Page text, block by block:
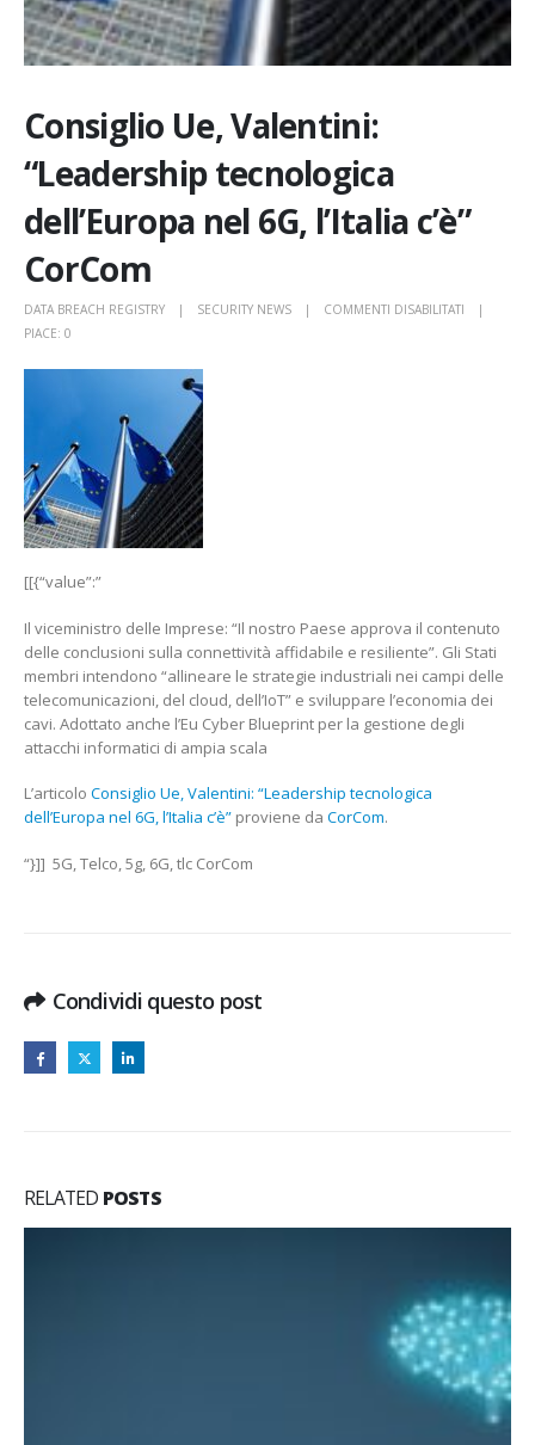
Consiglio Ue, Valentini:
“Leadership tecnologica
dell’Europa nel 6G, l’Italia c’è”
CorCom
DATA BREACH REGISTRY SECURITY NEWS COMMENTI DISABILITATI
PIACE: 0
[[{“value”:”
Il viceministro delle Imprese: “Il nostro Paese approva il contenuto
delle conclusioni sulla connettività affidabile e resiliente”. Gli Stati
membri intendono “allineare le strategie industriali nei campi delle
telecomunicazioni, del cloud, dell’IoT” e sviluppare l’economia dei
cavi. Adottato anche l’Eu Cyber Blueprint per la gestione degli
attacchi informatici di ampia scala
L’articolo Consiglio Ue, Valentini: “Leadership tecnologica
dell’Europa nel 6G, l’Italia c’è” proviene da CorCom.
“}]] 5G, Telco, 5g, 6G, tlc CorCom
Condividi questo post
RELATED POSTS